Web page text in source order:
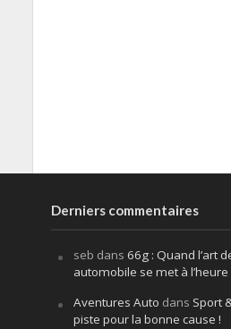
Derniers commentaires
seb dans 66g : Quand l’art
automobile se met à
Aventures Auto dans Sport
piste pour la bonne cause !